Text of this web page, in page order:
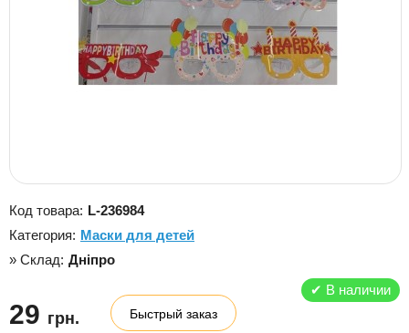
Код товара: L-236984
Категория: Маски для детей
» Склад: Дніпро
✔ В наличии
29 грн. Быстрый заказ